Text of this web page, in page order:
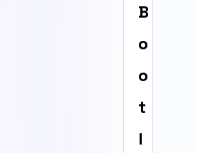
B
o
o
t
l